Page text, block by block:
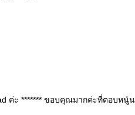
ค่ะ ******* ขอบคุณมากค่ะที่ตอบหนู๋